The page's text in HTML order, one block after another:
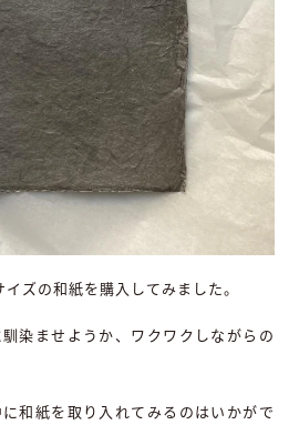
ズの和紙を購入してみました。
染ませようか、ワクワクしながらの
和紙を取り入れてみるのはいかがで